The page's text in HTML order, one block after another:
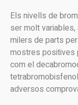
Els nivells de
ser molt
milers de parts
mostres positives
com el
adversos